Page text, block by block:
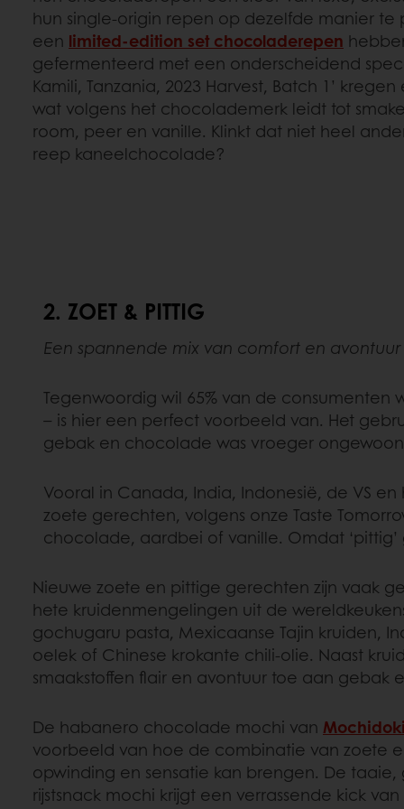
hun single-origin repen op dezelfde manier te
een limited-edition set chocoladerepen
gefermenteerd met een onderscheidend
Kamili, Tanzania, 2023 Harvest, Batch 1’
wat volgens het chocolademerk leidt tot
room, peer en vanille. Klinkt dat niet heel
reep kaneelchocolade?
2. ZOET & PITTIG
Een spannende mix van comfort en avontuur
Tegenwoordig wil 65% van de
– is hier een perfect voorbeeld van. Het
gebak en chocolade was vroeger
Vooral in Canada, India, Indonesië, de VS
zoete gerechten, volgens onze Taste
chocolade, aardbei of vanille. Omdat
Nieuwe zoete en pittige gerechten zijn vaak
hete kruidenmengelingen uit de
gochugaru pasta, Mexicaanse Tajin kruiden,
oelek of Chinese krokante chili-olie. Naast
smaakstoffen flair en avontuur toe aan gebak
De habanero chocolade mochi van Mochidoki
voorbeeld van hoe de combinatie van zoete
opwinding en sensatie kan brengen. De
rijstsnack mochi krijgt een verrassende kick